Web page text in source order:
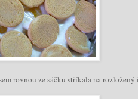
rovnou ze sáčku stříkala na